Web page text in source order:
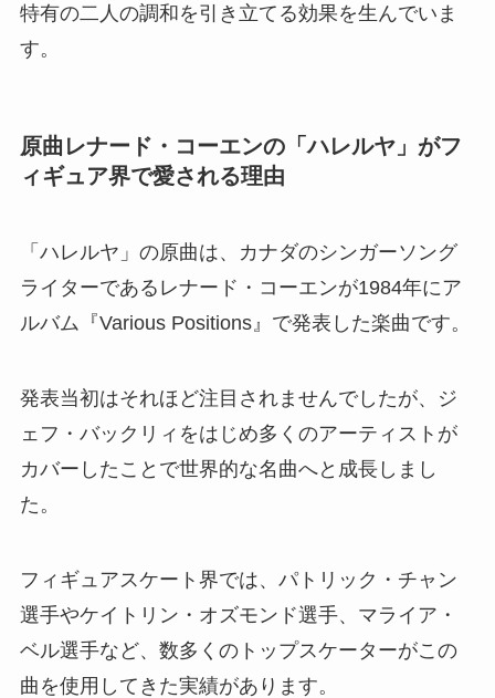
特有の二人の調和を引き立てる効果を生んでいま
す。
原曲レナード・コーエンの「ハレルヤ」がフ
ィギュア界で愛される理由
「ハレルヤ」の原曲は、カナダのシンガーソング
ライターであるレナード・コーエンが1984年にア
ルバム『Various Positions』で発表した楽曲です。
発表当初はそれほど注目されませんでしたが、ジ
ェフ・バックリィをはじめ多くのアーティストが
カバーしたことで世界的な名曲へと成長しまし
た。
フィギュアスケート界では、パトリック・チャン
選手やケイトリン・オズモンド選手、マライア・
ベル選手など、数多くのトップスケーターがこの
曲を使用してきた実績があります。